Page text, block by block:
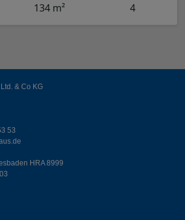
134 m² 4
& Co KG
53
HRA 8999